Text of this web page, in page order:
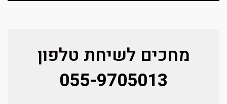
מחכים לשיחת טלפון
055-9705013